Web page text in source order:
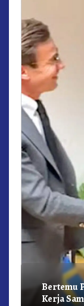
Bertemu
Kerja